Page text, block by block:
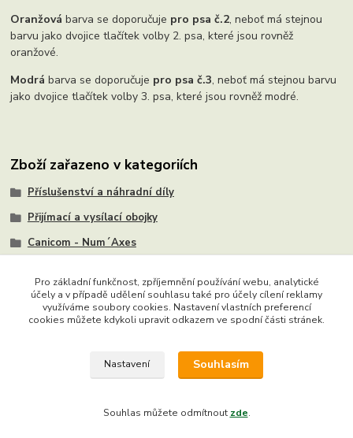
Oranžová barva se doporučuje pro psa č.2, neboť má stejnou
barvu jako dvojice tlačítek volby 2. psa, které jsou rovněž
oranžové.
Modrá barva se doporučuje pro psa č.3, neboť má stejnou barvu
jako dvojice tlačítek volby 3. psa, které jsou rovněž modré.
Zboží zařazeno v kategoriích
Příslušenství a náhradní díly
Přijímací a vysílací obojky
Canicom - Num´Axes
Copyright © 2015 - 2022 Ing. Miloš Hušek - QTEST. Všechna
včetně převzetí, šíření či dalšího zpřístupňování textů či jejich částí,
článků, obrázků, fotografií a videí je bez výslovného souhlasu
Pro základní funkčnost, zpříjemnění používání webu, analytické
účely a v případě udělení souhlasu také pro účely cílení reklamy
využíváme soubory cookies. Nastavení vlastních preferencí
cookies můžete kdykoli upravit odkazem ve spodní části stránek.
Nastavení Souhlasím
Souhlas můžete odmítnout zde.